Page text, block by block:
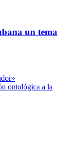
un tema
ontológica a la